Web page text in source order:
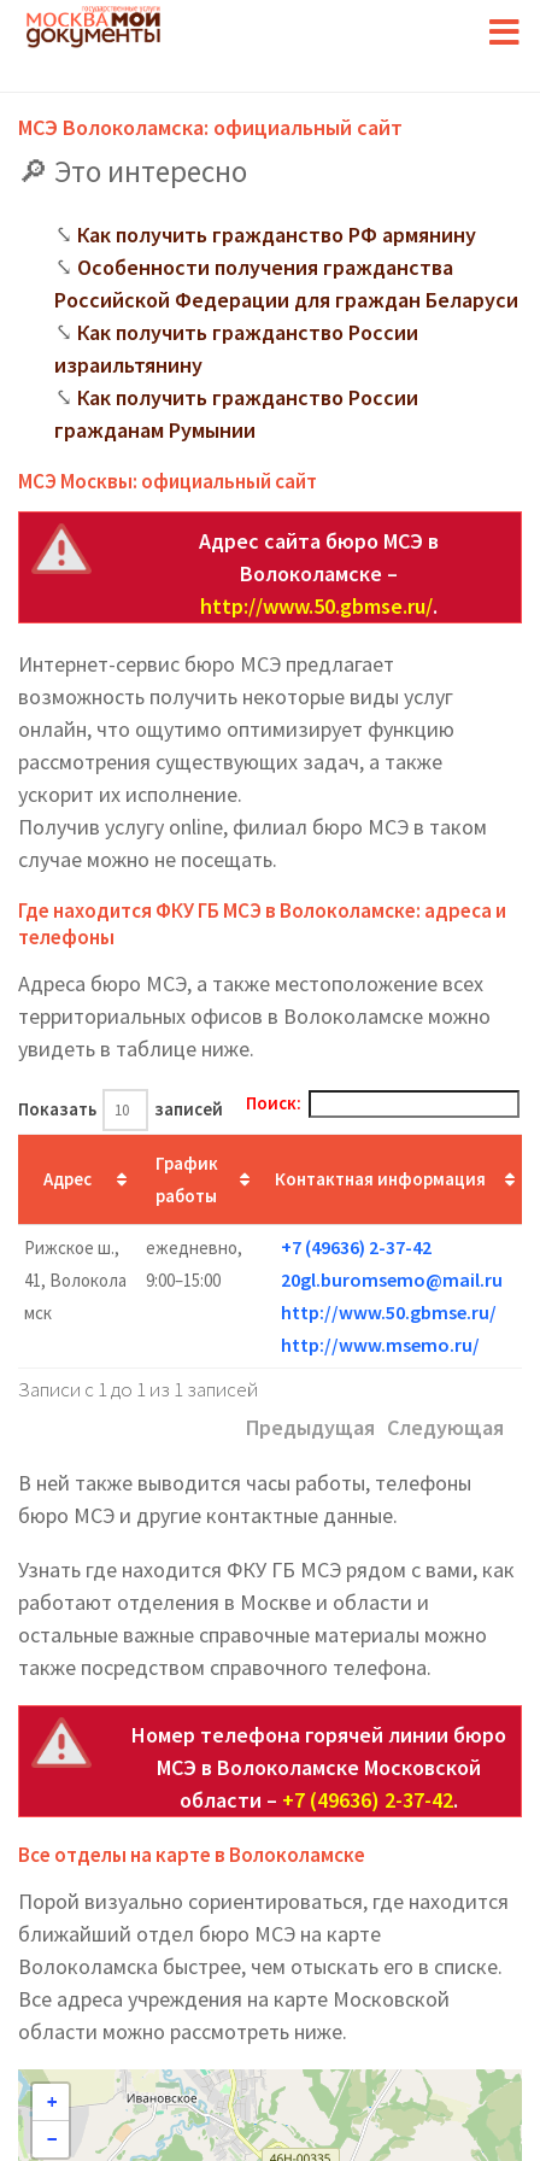
МСЭ Волоколамска: официальный сайт
Это интересно
Как получить гражданство РФ армянину
Особенности получения гражданства
Российской Федерации для граждан Беларуси
Как получить гражданство России
израильтянину
Как получить гражданство России
гражданам Румынии
МСЭ Москвы: официальный сайт
Адрес сайта бюро МСЭ в
Волоколамске –
http://www.50.gbmse.ru/.
Интернет-сервис бюро МСЭ предлагает
возможность получить некоторые виды услуг
онлайн, что ощутимо оптимизирует функцию
рассмотрения существующих задач, а также
ускорит их исполнение.
Получив услугу online, филиал бюро МСЭ в таком
случае можно не посещать.
Где находится ФКУ ГБ МСЭ в Волоколамске: адреса и
телефоны
Адреса бюро МСЭ, а также местоположение всех
территориальных офисов в Волоколамске можно
увидеть в таблице ниже.
Показать записей Поиск:
Адрес
График
работы
Контактная информация
Рижское ш.,
41, Волокола
мск
ежедневно,
9:00–15:00
+7 (49636) 2-37-42
20gl.buromsemo@mail.ru
http://www.50.gbmse.ru/
http://www.msemo.ru/
Записи с 1 до 1 из 1 записей
Предыдущая Следующая
В ней также выводится часы работы, телефоны
бюро МСЭ и другие контактные данные.
Узнать где находится ФКУ ГБ МСЭ рядом с вами, как
работают отделения в Москве и области и
остальные важные справочные материалы можно
также посредством справочного телефона.
Номер телефона горячей линии бюро
МСЭ в Волоколамске Московской
области – +7 (49636) 2-37-42.
Все отделы на карте в Волоколамске
Порой визуально сориентироваться, где находится
ближайший отдел бюро МСЭ на карте
Волоколамска быстрее, чем отыскать его в списке.
Все адреса учреждения на карте Московской
области можно рассмотреть ниже.
+
−